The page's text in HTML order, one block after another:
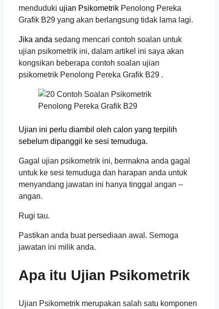
menduduki ujian Psikometrik Penolong Pereka
Grafik B29 yang akan berlangsung tidak lama lagi.
Jika anda sedang mencari contoh soalan untuk
ujian psikometrik ini, dalam artikel ini saya akan
kongsikan beberapa contoh soalan ujian
psikometrik Penolong Pereka Grafik B29 .
Ujian ini perlu diambil oleh calon yang terpilih
sebelum dipanggil ke sesi temuduga.
Gagal ujian psikometrik ini, bermakna anda gagal
untuk ke sesi temuduga dan harapan anda untuk
menyandang jawatan ini hanya tinggal angan –
angan.
Rugi tau.
Pastikan anda buat persediaan awal. Semoga
jawatan ini milik anda.
Apa itu Ujian Psikometrik
Ujian Psikometrik merupakan salah satu komponen